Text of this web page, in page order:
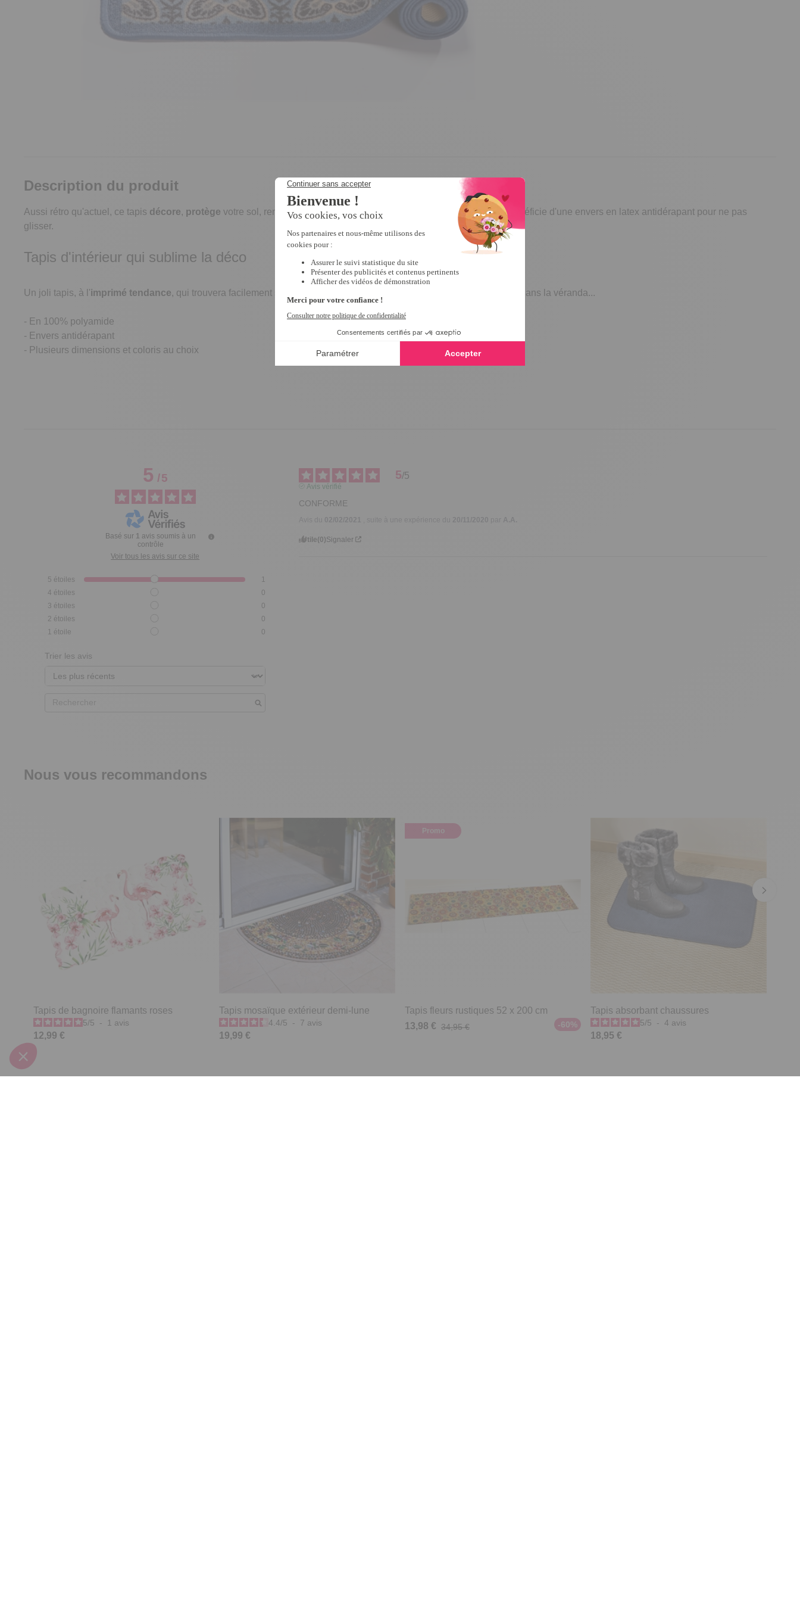
Description du produit
Aussi rétro qu'actuel, ce tapis décore, protège votre sol, rend confortable la marche et atténue le bruit des pas. Il bénéficie d'une envers en latex antidérapant pour ne pas
glisser.
Tapis d'intérieur qui sublime la déco
Un joli tapis, à l'imprimé tendance, qui trouvera facilement sa place dans la cuisine, dans l'entrée, dans un couloir ou dans la véranda...
- En 100% polyamide
- Envers antidérapant
- Plusieurs dimensions et coloris au choix
5/5
Basé sur 1 avis soumis à un
contrôle
Voir tous les avis sur ce site
5 étoiles
1
4 étoiles
0
3 étoiles
0
2 étoiles
0
1 étoile 0
Trier les avis
5/5
Avis vérifié
CONFORME
02/02/2021 par A.A.
Utile(0)Signaler
Nous vous recommandons
Tapis de bagnoire flamants roses
5/5 - 1 avis
12,99 €
Tapis mosaïque extérieur demi-lune
4.4/5 - 7 avis
19,99 €
Promo
Tapis fleurs rustiques 52 x 200 cm
13,98 € 34,95 € -60%
Tapis absorbant chaussures
5/5 - 4 avis
18,95 €